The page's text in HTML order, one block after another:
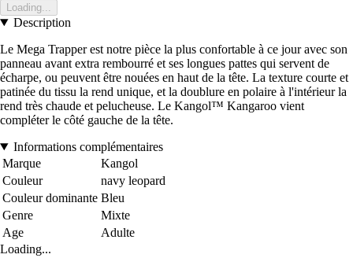
Loading...
Description
Le Mega Trapper est notre pièce la plus confortable à ce jour avec son
panneau avant extra rembourré et ses longues pattes qui servent de
écharpe, ou peuvent être nouées en haut de la tête. La texture courte et
patinée du tissu la rend unique, et la doublure en polaire à l'intérieur la
rend très chaude et pelucheuse. Le Kangol™ Kangaroo vient
compléter le côté gauche de la tête.
Informations complémentaires
Marque
Kangol
Couleur
navy leopard
Couleur dominante Bleu
Genre
Mixte
Age
Adulte
Loading...